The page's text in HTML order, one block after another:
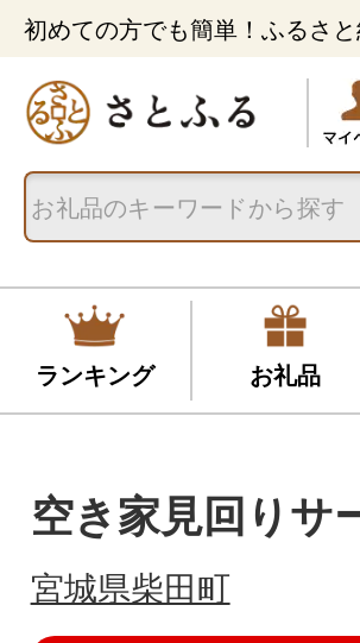
初めての方でも簡単！ふるさと
ランキング お礼品
空き家見回りサ
宮城県柴田町